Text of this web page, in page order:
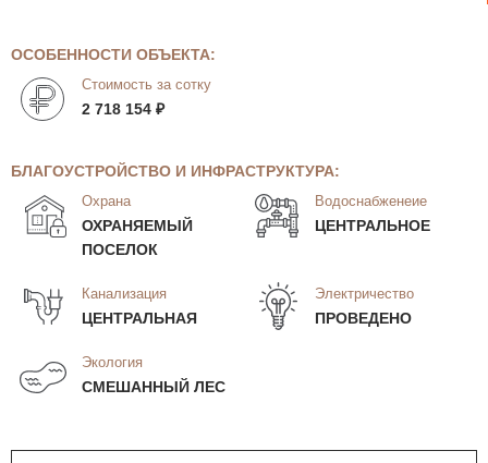
ОСОБЕННОСТИ ОБЪЕКТА:
Стоимость за сотку
2 718 154 ₽
БЛАГОУСТРОЙСТВО И ИНФРАСТРУКТУРА:
Охрана
ОХРАНЯЕМЫЙ
ПОСЕЛОК
Водоснабженеие
ЦЕНТРАЛЬНОЕ
Канализация
ЦЕНТРАЛЬНАЯ
Электричество
ПРОВЕДЕНО
Экология
СМЕШАННЫЙ ЛЕС